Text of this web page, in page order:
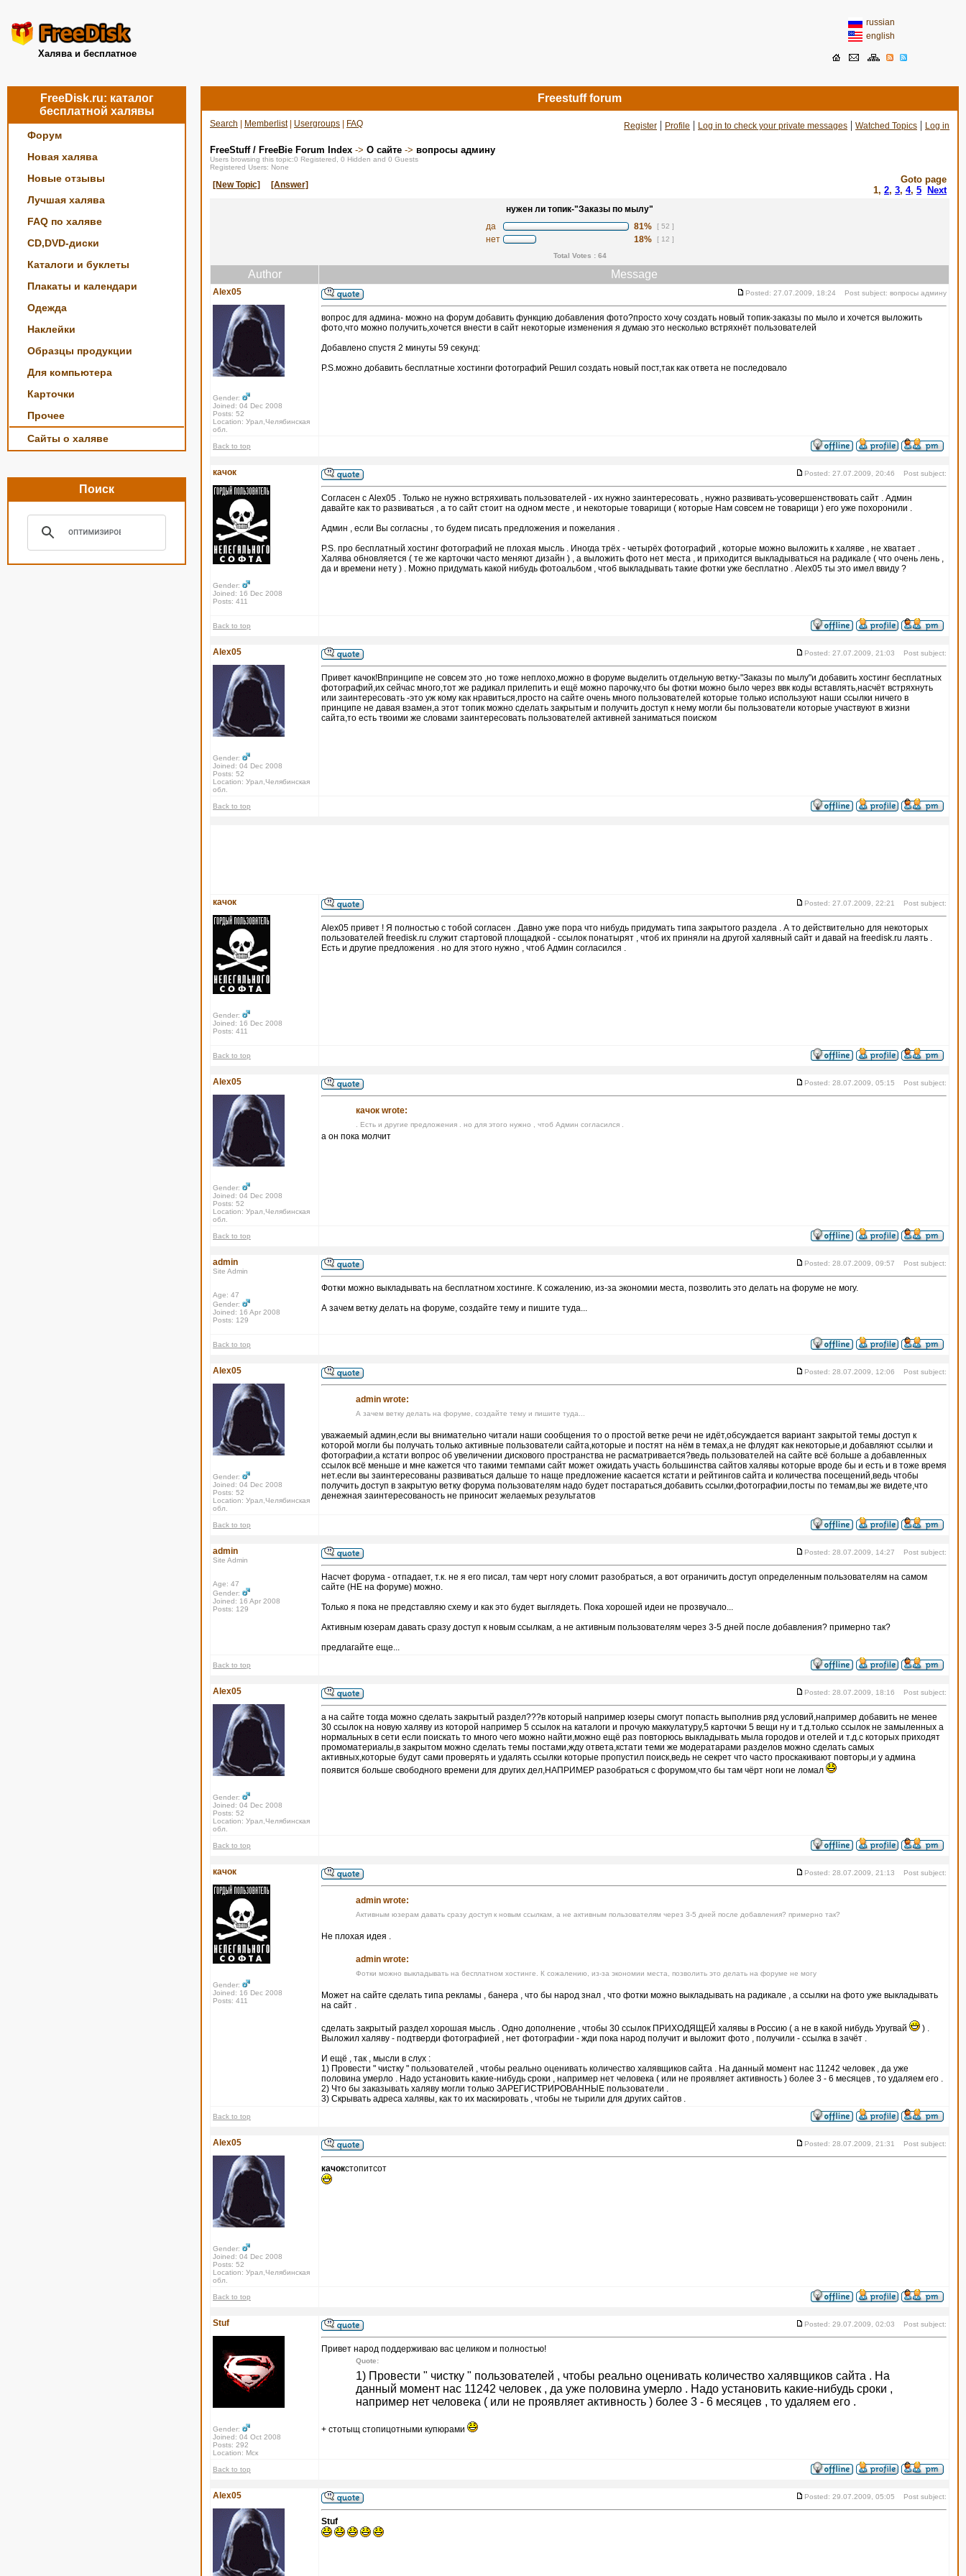
Халява и бесплатное
russian
english
FreeDisk.ru: каталог
бесплатной халявы
Форум
Новая халява
Новые отзывы
Лучшая халява
FAQ по халяве
CD,DVD-диски
Каталоги и буклеты
Плакаты и календари
Одежда
Наклейки
Образцы продукции
Для компьютера
Карточки
Прочее
Сайты о халяве
Поиск
Freestuff forum
Search Memberlist| Usergroups FAQ Register | Profile | Log in to check your private messages | Watched Topics | Log in
FreeStuff / FreeBie Forum Index -> О сайте -> вопросы админу
Users browsing this topic:0 Registered, 0 Hidden and 0 Guests
Registered Users: None
[New Topic] [Answer]
Goto page
1, 2, 3, 4, 5 Next
нужен ли топик-"Заказы по мылу"
да
81% [ 52 ]
нет 18% [ 12 ]
Total Votes : 64
Author Message
Alex05
Gender:
Joined: 04 Dec 2008
Posts: 52
Location: Урал,Челябинская
обл.
Posted: 27.07.2009, 18:24 Post subject: вопросы админу
вопрос для админа- можно на форум добавить функцию добавления фото?просто хочу создать новый топик-заказы по мыло и хочется выложить
фото,что можно получить,хочется внести в сайт некоторые изменения я думаю это несколько встряхнёт пользователей
Добавлено спустя 2 минуты 59 секунд:
P.S.можно добавить бесплатные хостинги фотографий Решил создать новый пост,так как ответа не последовало
Back to top
качок
Gender:
Joined: 16 Dec 2008
Posts: 411
Posted: 27.07.2009, 20:46 Post subject:
Согласен с Alex05 . Только не нужно встряхивать пользователей - их нужно заинтересовать , нужно развивать-усовершенствовать сайт . Админ
давайте как то развиваться , а то сайт стоит на одном месте , и некоторые товарищи ( которые Нам совсем не товарищи ) его уже похоронили .
Админ , если Вы согласны , то будем писать предложения и пожелания .
P.S. про бесплатный хостинг фотографий не плохая мысль . Иногда трёх - четырёх фотографий , которые можно выложить к халяве , не хватает .
Халява обновляется ( те же карточки часто меняют дизайн ) , а выложить фото нет места , и приходится выкладываться на радикале ( что очень лень ,
да и времени нету ) . Можно придумать какой нибудь фотоальбом , чтоб выкладывать такие фотки уже бесплатно . Alex05 ты это имел ввиду ?
Back to top
Alex05
Gender:
Joined: 04 Dec 2008
Posts: 52
Location: Урал,Челябинская
обл.
Posted: 27.07.2009, 21:03 Post subject:
Привет качок!Впринципе не совсем это ,но тоже неплохо,можно в форуме выделить отдельную ветку-"Заказы по мылу"и добавить хостинг бесплатных
фотографий,их сейчас много,тот же радикал прилепить и ещё можно парочку,что бы фотки можно было через ввк коды вставлять,насчёт встряхнуть
или заинтересовать -это уж кому как нравиться,просто на сайте очень много пользователей которые только используют наши ссылки ничего в
принципе не давая взамен,а этот топик можно сделать закрытым и получить доступ к нему могли бы пользователи которые участвуют в жизни
сайта,то есть твоими же словами заинтересовать пользователей активней заниматься поиском
Back to top
качок
Gender:
Joined: 16 Dec 2008
Posts: 411
Posted: 27.07.2009, 22:21 Post subject:
Alex05 привет ! Я полностью с тобой согласен . Давно уже пора что нибудь придумать типа закрытого раздела . А то действительно для некоторых
пользователей freedisk.ru служит стартовой площадкой - ссылок понатырят , чтоб их приняли на другой халявный сайт и давай на freedisk.ru лаять .
Есть и другие предложения . но для этого нужно , чтоб Админ согласился .
Back to top
Alex05
Gender:
Joined: 04 Dec 2008
Posts: 52
Location: Урал,Челябинская
обл.
Posted: 28.07.2009, 05:15 Post subject:
качок wrote:
. Есть и другие предложения . но для этого нужно , чтоб Админ согласился .
а он пока молчит
Back to top
admin
Site Admin
Age: 47
Gender:
Joined: 16 Apr 2008
Posts: 129
Posted: 28.07.2009, 09:57 Post subject:
Фотки можно выкладывать на бесплатном хостинге. К сожалению, из-за экономии места, позволить это делать на форуме не могу.
А зачем ветку делать на форуме, создайте тему и пишите туда...
Back to top
Alex05
Gender:
Joined: 04 Dec 2008
Posts: 52
Location: Урал,Челябинская
обл.
Posted: 28.07.2009, 12:06 Post subject:
admin wrote:
А зачем ветку делать на форуме, создайте тему и пишите туда...
уважаемый админ,если вы внимательно читали наши сообщения то о простой ветке речи не идёт,обсуждается вариант закрытой темы доступ к
которой могли бы получать только активные пользователи сайта,которые и постят на нём в темах,а не флудят как некоторые,и добавляют ссылки и
фотографии,а кстати вопрос об увеличении дискового пространства не расматривается?ведь пользователей на сайте всё больше а добавленных
ссылок всё меньше и мне кажется что такими темпами сайт может ожидать участь большинства сайтов халявы которые вроде бы и есть и в тоже время
нет.если вы заинтересованы развиваться дальше то наще предложение касается кстати и рейтингов сайта и количества посещений,ведь чтобы
получить доступ в закрытую ветку форума пользователям надо будет постараться,добавить ссылки,фотографии,посты по темам,вы же видете,что
денежная заинтересованость не приносит желаемых результатов
Back to top
admin
Site Admin
Age: 47
Gender:
Joined: 16 Apr 2008
Posts: 129
Posted: 28.07.2009, 14:27 Post subject:
Насчет форума - отпадает, т.к. не я его писал, там черт ногу сломит разобраться, а вот ограничить доступ определенным пользователям на самом
сайте (НЕ на форуме) можно.
Только я пока не представляю схему и как это будет выглядеть. Пока хорошей идеи не прозвучало...
Активным юзерам давать сразу доступ к новым ссылкам, а не активным пользователям через 3-5 дней после добавления? примерно так?
предлагайте еще...
Back to top
Alex05
Gender:
Joined: 04 Dec 2008
Posts: 52
Location: Урал,Челябинская
обл.
Posted: 28.07.2009, 18:16 Post subject:
а на сайте тогда можно сделать закрытый раздел???в который например юзеры смогут попасть выполнив ряд условий,например добавить не менее
30 ссылок на новую халяву из которой например 5 ссылок на каталоги и прочую маккулатуру,5 карточки 5 вещи ну и т.д.только ссылок не замыленных а
нормальных в сети если поискать то много чего можно найти,можно ещё раз повторюсь выкладывать мыла городов и отелей и т.д.с которых приходят
промоматериалы,в закрытом можно сделать темы постами,жду ответа,кстати теми же модератарами разделов можно сделать самых
активных,которые будут сами проверять и удалять ссылки которые пропустил поиск,ведь не секрет что часто проскакивают повторы,и у админа
появится больше свободного времени для других дел,НАПРИМЕР разобраться с форумом,что бы там чёрт ноги не ломал
Back to top
качок
Gender:
Joined: 16 Dec 2008
Posts: 411
Posted: 28.07.2009, 21:13 Post subject:
admin wrote:
Активным юзерам давать сразу доступ к новым ссылкам, а не активным пользователям через 3-5 дней после добавления? примерно так?
Не плохая идея .
admin wrote:
Фотки можно выкладывать на бесплатном хостинге. К сожалению, из-за экономии места, позволить это делать на форуме не могу
Может на сайте сделать типа рекламы , банера , что бы народ знал , что фотки можно выкладывать на радикале , а ссылки на фото уже выкладывать
на сайт .
сделать закрытый раздел хорошая мысль . Одно дополнение , чтобы 30 ссылок ПРИХОДЯЩЕЙ халявы в Россию ( а не в какой нибудь Уругвай
) .
Выложил халяву - подтверди фотографией , нет фотографии - жди пока народ получит и выложит фото , получили - ссылка в зачёт .
И ещё , так , мысли в слух :
1) Провести " чистку " пользователей , чтобы реально оценивать количество халявщиков сайта . На данный момент нас 11242 человек , да уже
половина умерло . Надо установить какие-нибудь сроки , например нет человека ( или не проявляет активность ) более 3 - 6 месяцев , то удаляем его .
2) Что бы заказывать халяву могли только ЗАРЕГИСТРИРОВАННЫЕ пользователи .
3) Скрывать адреса халявы, как то их маскировать , чтобы не тырили для других сайтов .
Back to top
Alex05
Gender:
Joined: 04 Dec 2008
Posts: 52
Location: Урал,Челябинская
обл.
Posted: 28.07.2009, 21:31 Post subject:
качокстопитсот
Back to top
Stuf
Gender:
Joined: 04 Oct 2008
Posts: 292
Location: Мск
Posted: 29.07.2009, 02:03 Post subject:
Привет народ поддерживаю вас целиком и полностью!
Quote:
1) Провести " чистку " пользователей , чтобы реально оценивать количество халявщиков сайта . На
данный момент нас 11242 человек , да уже половина умерло . Надо установить какие-нибудь сроки ,
например нет человека ( или не проявляет активность ) более 3 - 6 месяцев , то удаляем его .
+ стотыщ стопицотными купюрами
Back to top
Alex05 Posted: 29.07.2009, 05:05 Post subject:
Stuf